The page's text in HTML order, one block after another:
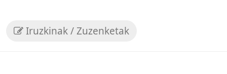
Iruzkinak / Zuzenketak